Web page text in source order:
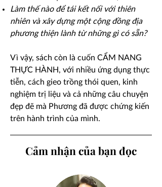
Làm thế nào để tái kết nối với thiên
nhiên và xây dựng một cộng đồng địa
phương thiện lành từ những gì có sẵn?
Vì vậy, sách còn là cuốn CẨM NANG
THỰC HÀNH, với nhiều ứng dụng thực
tiễn, cách gieo trồng thói quen, kinh
nghiệm trị liệu và cả những câu chuyện
đẹp đẽ mà Phương đã được chứng kiến
trên hành trình của mình.
Cảm nhận của bạn đọc